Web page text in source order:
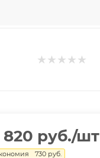
820 руб./шт
730руб.